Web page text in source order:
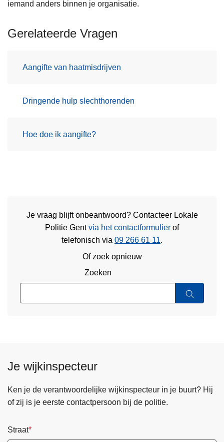
iemand anders binnen je organisatie.
Gerelateerde Vragen
Aangifte van haatmisdrijven
Dringende hulp slechthorenden
Hoe doe ik aangifte?
Je vraag blijft onbeantwoord? Contacteer Lokale
Politie Gentvia het contactformulier of
telefonisch via 09 266 61 11.
Of zoek opnieuw
Zoeken
Je wijkinspecteur
Ken je de verantwoordelijke wijkinspecteur in je buurt? Hij
of zij is je eerste contactpersoon bij de politie.
Straat